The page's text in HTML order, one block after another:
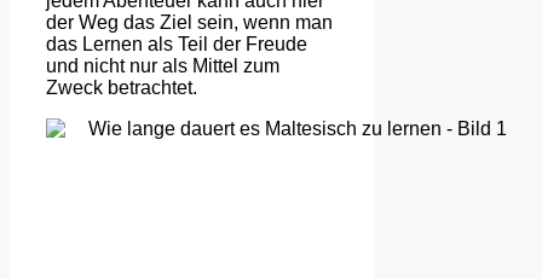
der Weg das Ziel sein, wenn man
das Lernen als Teil der Freude
und nicht nur als Mittel zum
Zweck betrachtet.